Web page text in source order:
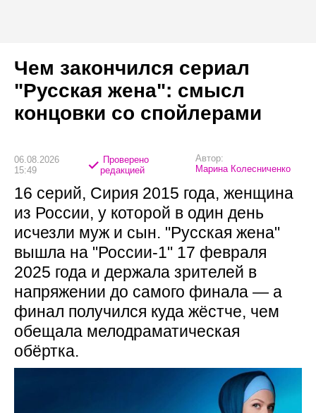
Чем закончился сериал
"Русская жена": смысл
концовки со спойлерами
06.08.2026
15:49
Проверено
редакцией
Автор:
Марина Колесниченко
16 серий, Сирия 2015 года, женщина
из России, у которой в один день
исчезли муж и сын. "Русская жена"
вышла на "России-1" 17 февраля
2025 года и держала зрителей в
напряжении до самого финала — а
финал получился куда жёстче, чем
обещала мелодраматическая
обёртка.